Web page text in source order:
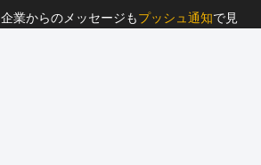
企業からのメッセージもプッシュ通知で見